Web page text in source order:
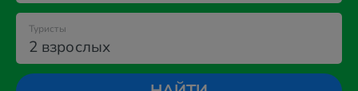
2 взрослых
Туристы